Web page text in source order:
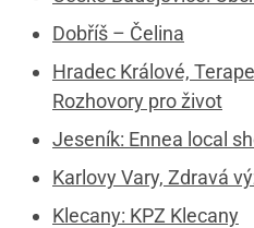
Dobříš – Čelina
Hradec Králové,
Rozhovory pro život
Jeseník: Ennea local
Karlovy Vary, Zdravá
Klecany: KPZ Klecany